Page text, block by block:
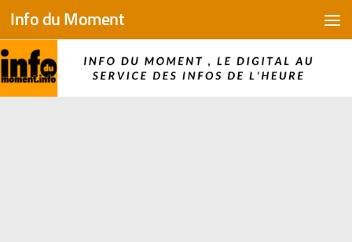
Skip to content
Info du Moment